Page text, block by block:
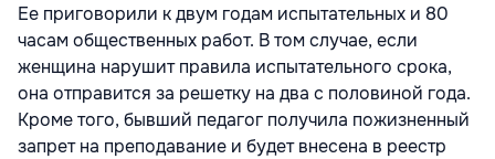
Ее приговорили к двум годам испытательных и 80
часам общественных работ. В том случае, если
женщина нарушит правила испытательного срока,
она отправится за решетку на два с половиной года.
Кроме того, бывший педагог получила пожизненный
запрет на преподавание и будет внесена в реестр